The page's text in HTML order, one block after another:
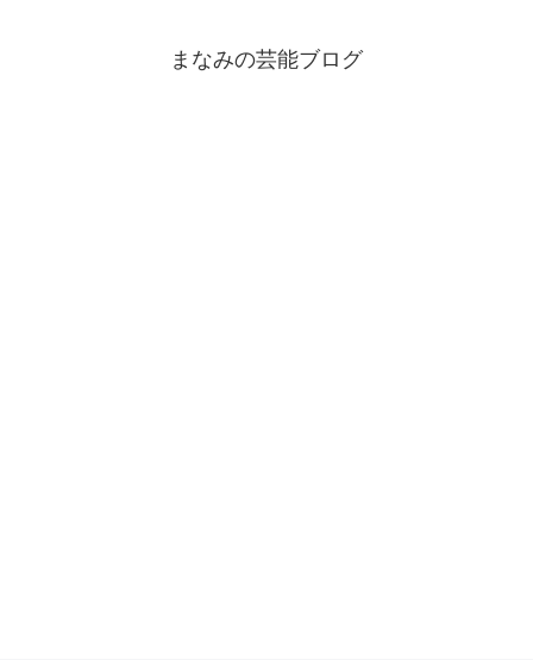
まなみの芸能ブログ